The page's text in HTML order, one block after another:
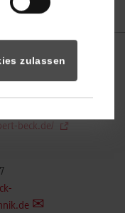
zulassen
beck.de/